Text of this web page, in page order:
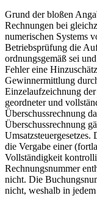
Grund der bloßen
Rechnungen bei
numerischen Systems
Betriebsprüfung die
ordnungsgemäß sei
Fehler eine
Gewinnermittlung
Einzelaufzeichnung
geordneter und
Überschussrechnung
Überschussrechnung
die Vergabe einer
Vollständigkeit
Rechnungsnummer
nicht. Die
nicht, weshalb in